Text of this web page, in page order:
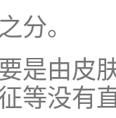
分。
是由皮
等没有